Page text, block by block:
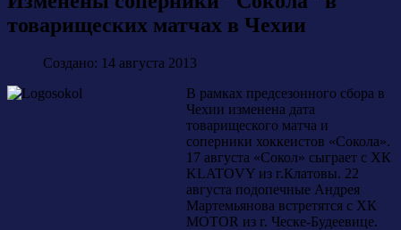
товарищеских матчах в Чехии
Создано: 14 августа 2013
В рамках предсезонного сбора в
Чехии изменена дата
товарищеского матча и
соперники хоккеистов «Сокола».
17 августа «Сокол» сыграет с ХК
KLATOVY из г.Клатовы. 22
августа подопечные Андрея
Мартемьянова встретятся с ХК
MOTOR из г. Ческе-Будеевице.